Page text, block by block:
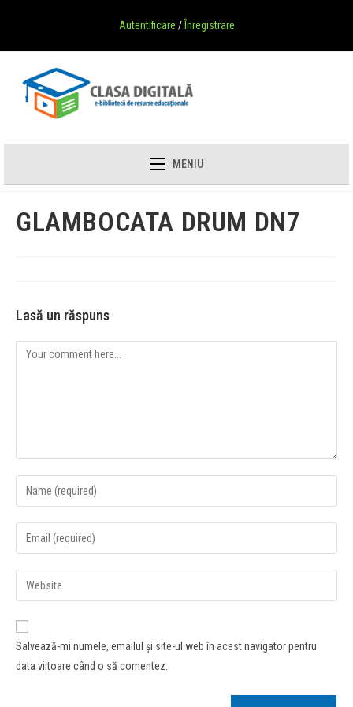
Autentificare / Înregistrare
MENIU
GLAMBOCATA DRUM DN7
Lasă un răspuns
Salvează-mi numele, emailul și site-ul web în acest navigator pentru
data viitoare când o să comentez.